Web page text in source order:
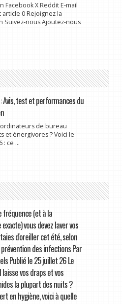
Facebook X Reddit E-mail
article 0 Rejoignez la
Suivez-nous Ajoutez-nous
: Avis, test et performances du
de bureau
et énergivores ? Voici le
: ce ...
fréquence (et à la
vous devez laver vos
d'oreiller cet été, selon
des infections Par
Publié le 25 juillet 26 Le
vos draps et vos
la plupart des nuits ?
en hygiène, voici à quelle